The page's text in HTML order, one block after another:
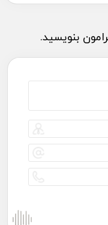
بنویسید.